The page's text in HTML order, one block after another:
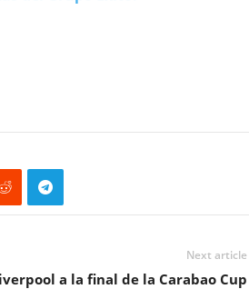
Next article
a la final de la Carabao Cup